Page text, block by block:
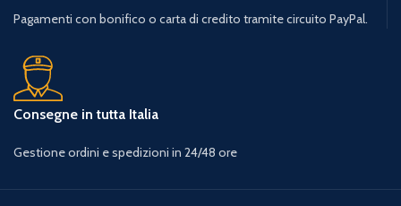
Pagamenti con bonifico o carta di credito tramite circuito PayPal.
Consegne in tutta Italia
Gestione ordini e spedizioni in 24/48 ore